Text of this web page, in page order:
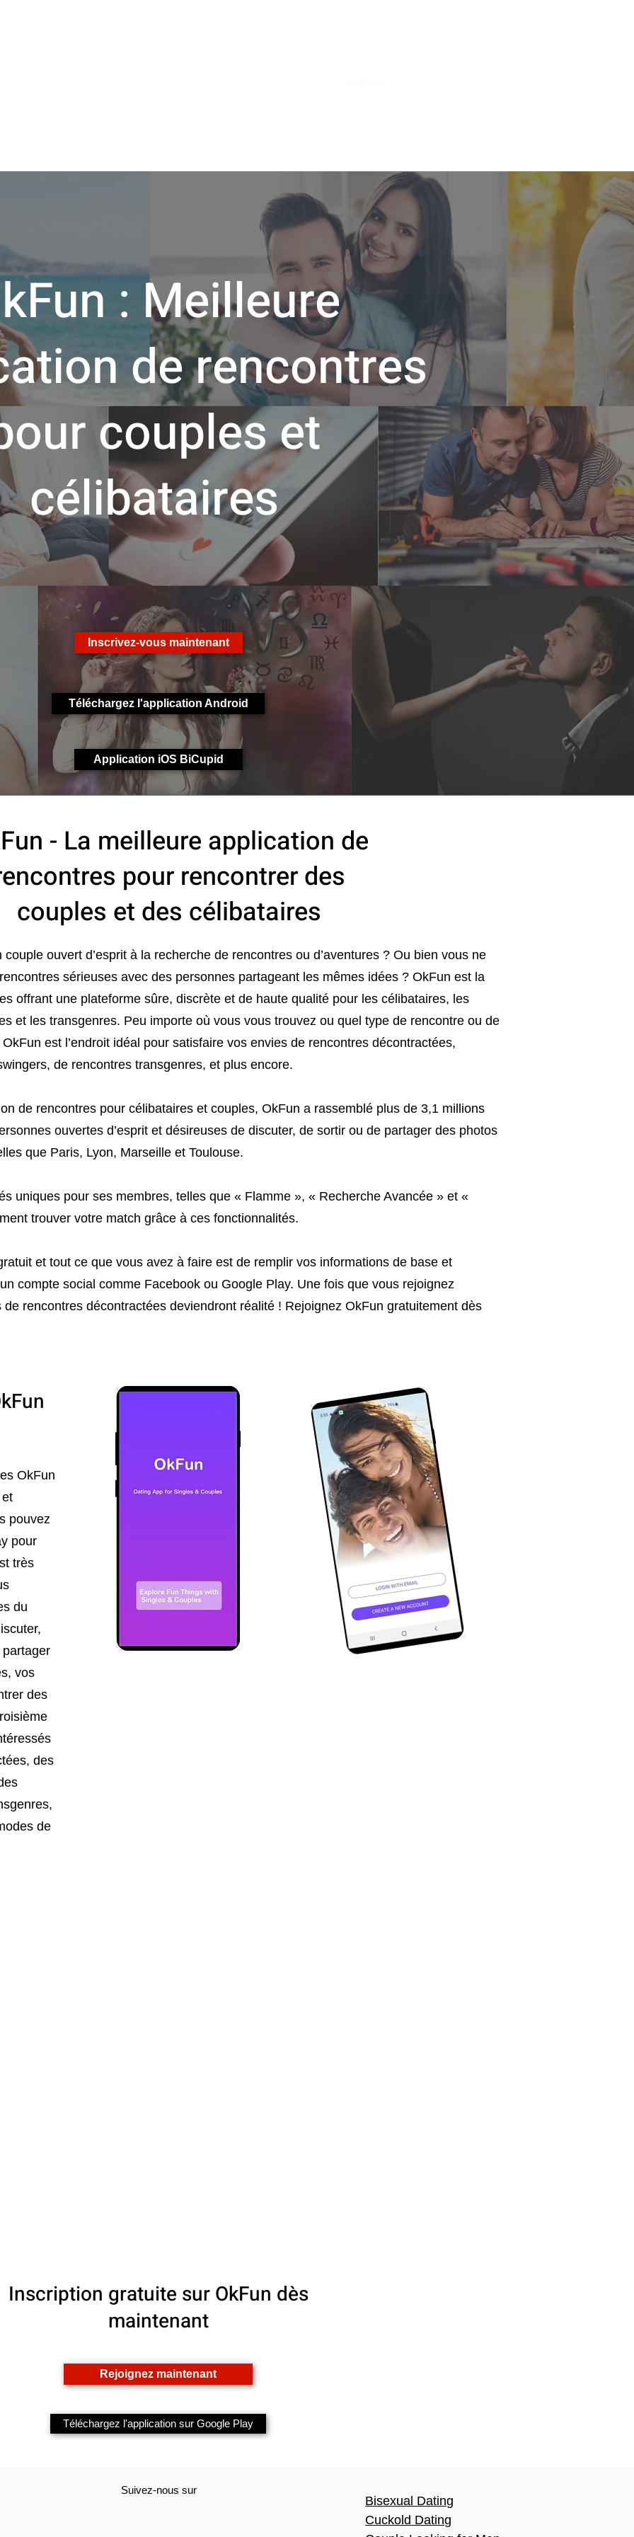
: Meilleure
de rencontres
couples et
célibataires
Inscrivez-vous maintenant
Téléchargez l'application Android
Application iOS BiCupid
- La meilleure application de
pour rencontrer des
couples et des célibataires
ouvert d’esprit à la recherche de rencontres ou d’aventures ? Ou bien vous ne
sérieuses avec des personnes partageant les mêmes idées ? OkFun est la
offrant une plateforme sûre, discrète et de haute qualité pour les célibataires, les
et les transgenres. Peu importe où vous vous trouvez ou quel type de rencontre ou de
est l’endroit idéal pour satisfaire vos envies de rencontres décontractées,
de rencontres transgenres, et plus encore.
de rencontres pour célibataires et couples, OkFun a rassemblé plus de 3,1 millions
ouvertes d’esprit et désireuses de discuter, de sortir ou de partager des photos
que Paris, Lyon, Marseille et Toulouse.
uniques pour ses membres, telles que « Flamme », « Recherche Avancée » et «
trouver votre match grâce à ces fonctionnalités.
et tout ce que vous avez à faire est de remplir vos informations de base et
compte social comme Facebook ou Google Play. Une fois que vous rejoignez
de rencontres décontractées deviendront réalité ! Rejoignez OkFun gratuitement dès
OkFun
pouvez
pour
très
du
vos
des
des
de
Inscription gratuite sur OkFun dès
maintenant
Rejoignez maintenant
Téléchargez l'application sur Google Play
Suivez-nous sur
Bisexual Dating
Cuckold Dating